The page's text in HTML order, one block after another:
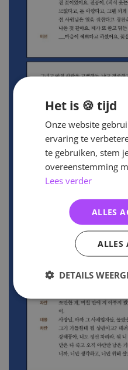
Het is 🍪 tijd
Onze website
ervaring te
te gebruiken, stem
overeenstemming
Lees verder
ALLES
ALLES
DETAILS